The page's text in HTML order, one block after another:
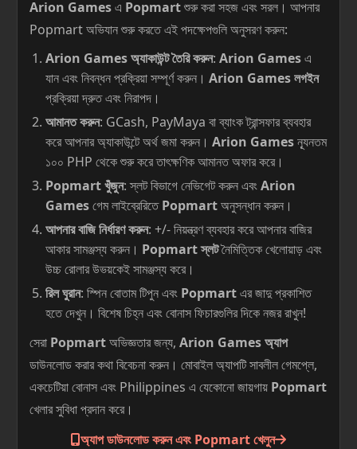
Arion Gamesএ Popmartশুরু করা সহজ এবং সরল। আপনার
Popmart অভিযান শুরু করতে এই পদক্ষেপগুলি অনুসরণ করুন:
Arion Games অ্যাকাউন্ট তৈরি করুন: Arion Gamesএ
যান এবং নিবন্ধন প্রক্রিয়া সম্পূর্ণ করুন। Arion Games লগইন
প্রক্রিয়া দ্রুত এবং নিরাপদ।
আমানত করুন: GCash, PayMaya বা ব্যাংক ট্রান্সফার ব্যবহার
করে আপনার অ্যাকাউন্টে অর্থ জমা করুন। Arion Gamesন্যূনতম
১০০ PHP থেকে শুরু করে তাৎক্ষণিক আমানত অফার করে।
Popmart খুঁজুন: স্লট বিভাগে নেভিগেট করুন এবংArion
Gamesগেম লাইব্রেরিতেPopmartঅনুসন্ধান করুন।
আপনার বাজি নির্ধারণ করুন: +/- নিয়ন্ত্রণ ব্যবহার করে আপনার বাজির
আকার সামঞ্জস্য করুন। Popmart স্লটনৈমিত্তিক খেলোয়াড় এবং
উচ্চ রোলার উভয়কেই সামঞ্জস্য করে।
রিল ঘুরান: স্পিন বোতাম টিপুন এবং Popmartএর জাদু প্রকাশিত
হতে দেখুন। বিশেষ চিহ্ন এবং বোনাস ফিচারগুলির দিকে নজর রাখুন!
সেরা Popmartঅভিজ্ঞতার জন্য, Arion Games অ্যাপ
ডাউনলোড করার কথা বিবেচনা করুন। মোবাইল অ্যাপটি সাবলীল গেমপ্লে,
একচেটিয়া বোনাস এবং Philippines এ যেকোনো জায়গায় Popmart
খেলার সুবিধা প্রদান করে।
অ্যাপ ডাউনলোড করুন এবং Popmart খেলুন